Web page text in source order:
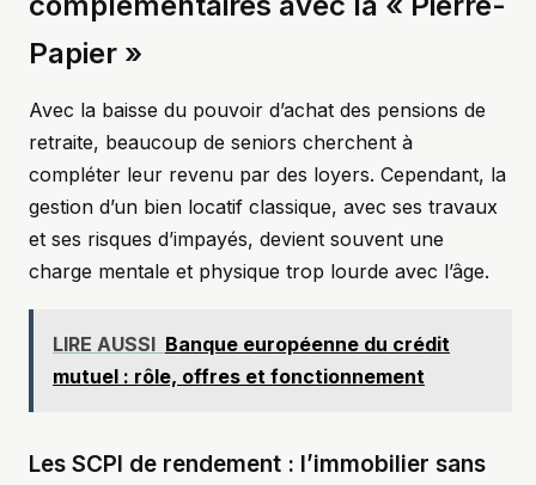
Papier »
Avec la baisse du pouvoir d’achat des pensions de
retraite, beaucoup de seniors cherchent à
compléter leur revenu par des loyers. Cependant, la
gestion d’un bien locatif classique, avec ses travaux
et ses risques d’impayés, devient souvent une
charge mentale et physique trop lourde avec l’âge.
LIRE AUSSI Banque européenne du crédit
mutuel : rôle, offres et fonctionnement
Les SCPI de rendement : l’immobilier sans